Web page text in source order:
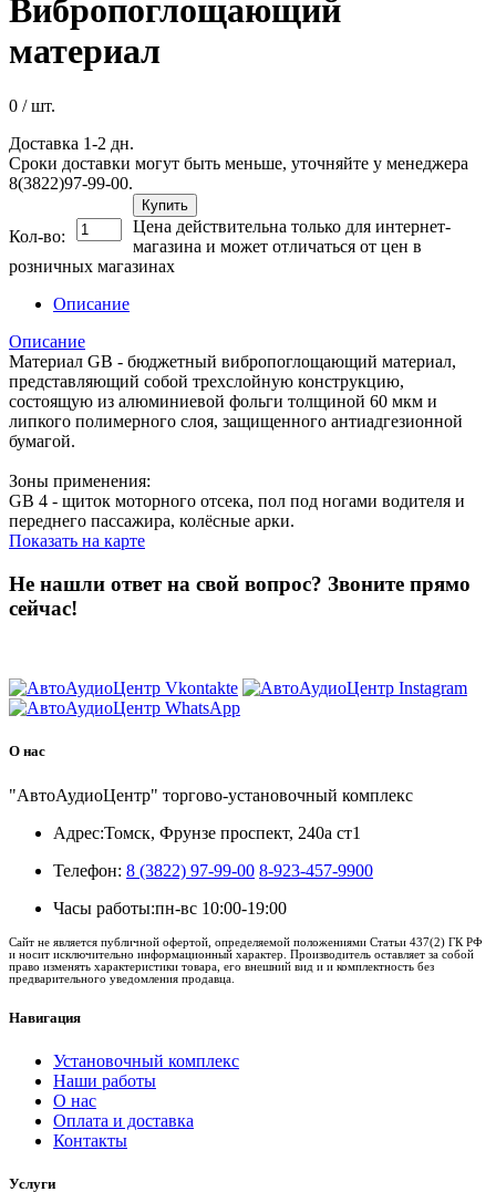
Вибропоглощающий
материал
0 / шт.
Доставка 1-2 дн.
Сроки доставки могут быть меньше, уточняйте у менеджера
8(3822)97-99-00.
Кол-во:
Купить
Цена действительна только для интернет-
магазина и может отличаться от цен в
розничных магазинах
Описание
Описание
Материал GB - бюджетный вибропоглощающий материал,
представляющий собой трехслойную конструкцию,
состоящую из алюминиевой фольги толщиной 60 мкм и
липкого полимерного слоя, защищенного антиадгезионной
бумагой.
Зоны применения:
GB 4 - щиток моторного отсека, пол под ногами водителя и
переднего пассажира, колёсные арки.
Показать на карте
Не нашли ответ на свой вопрос? Звоните прямо
сейчас!
О нас
"АвтоАудиоЦентр" торгово-установочный комплекс
Адрес:Томск, Фрунзе проспект, 240а ст1
Телефон: 8 (3822) 97-99-00 8-923-457-9900
Часы работы:пн-вс 10:00-19:00
Сайт не является публичной офертой, определяемой положениями Статьи 437(2) ГК РФ
и носит исключительно информационный характер. Производитель оставляет за собой
право изменять характеристики товара, его внешний вид и и комплектность без
предварительного уведомления продавца.
Навигация
Установочный комплекс
Наши работы
О нас
Оплата и доставка
Контакты
Услуги